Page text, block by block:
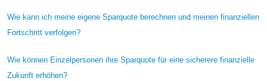
Wie kann ich meine eigene Sparquote berechnen und meinen finanziellen
Fortschritt verfolgen?
Wie können Einzelpersonen ihre Sparquote für eine sicherere finanzielle
Zukunft erhöhen?